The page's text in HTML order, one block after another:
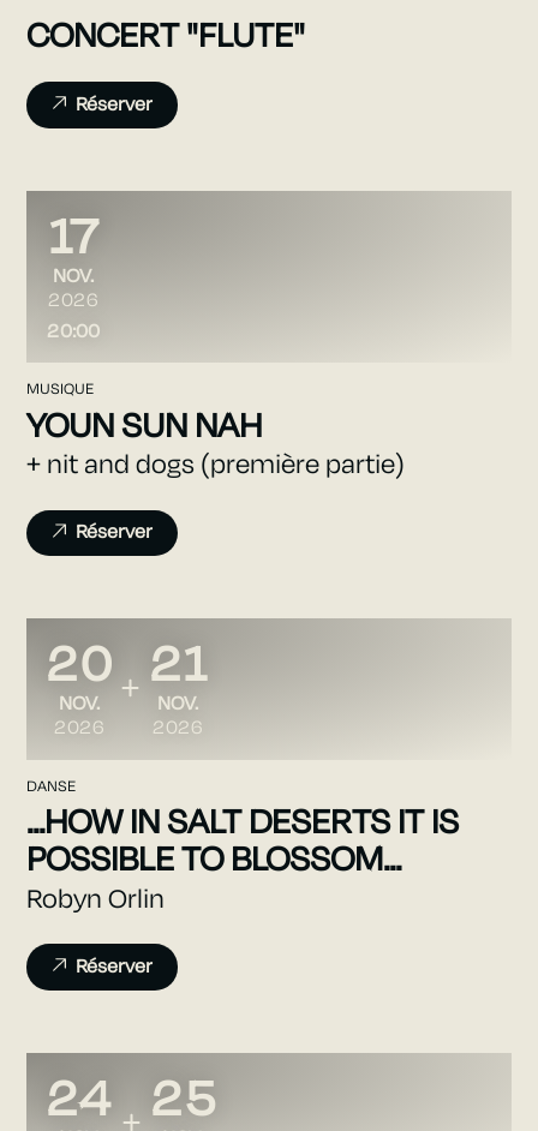
CONCERT "FLUTE"
Réserver
17
NOVEMBRE
NOV.
2026
20:00
MUSIQUE
YOUN SUN NAH
+ nit and dogs (première partie)
Réserver
DU
20
NOVEMBRE
NOV.
2026
AU
21
NOVEMBRE
NOV.
2026
DANSE
...HOW IN SALT DESERTS IT IS
POSSIBLE TO BLOSSOM...
Robyn Orlin
Réserver
24 25